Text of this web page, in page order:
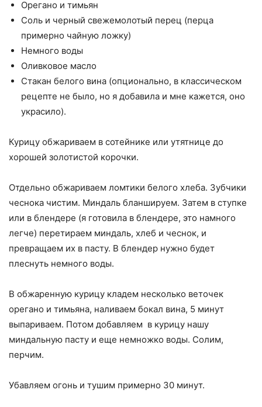
Орегано и тимьян
Соль и черный свежемолотый перец (перца
примерно чайную ложку)
Немного воды
Оливковое масло
Стакан белого вина (опционально, в классическом
рецепте не было, но я добавила и мне кажется, оно
украсило).
Курицу обжариваем в сотейнике или утятнице до
хорошей золотистой корочки.
Отдельно обжариваем ломтики белого хлеба. Зубчики
чеснока чистим. Миндаль бланшируем. Затем в ступке
или в блендере (я готовила в блендере, это намного
легче) перетираем миндаль, хлеб и чеснок, и
превращаем их в пасту. В блендер нужно будет
плеснуть немного воды.
В обжаренную курицу кладем несколько веточек
орегано и тимьяна, наливаем бокал вина, 5 минут
выпариваем. Потом добавляем в курицу нашу
миндальную пасту и еще немножко воды. Солим,
перчим.
Убавляем огонь и тушим примерно 30 минут.